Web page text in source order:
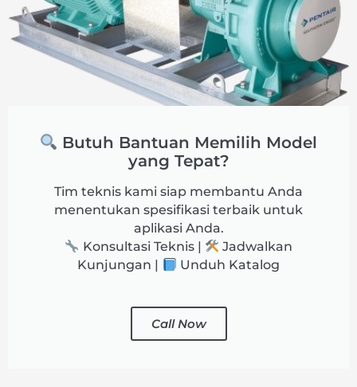
Butuh Bantuan Memilih Model
yang Tepat?
Tim teknis kami siap membantu Anda
menentukan spesifikasi terbaik untuk
aplikasi Anda.
Konsultasi Teknis |
Jadwalkan
Kunjungan |
Unduh Katalog
Call Now